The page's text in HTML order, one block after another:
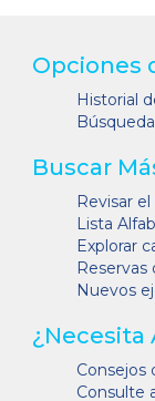
Opciones
Historial
Buscar
Revisar
Lista
Explorar
Reservas
Nuevos
¿Necesita
Consejos
Consulte